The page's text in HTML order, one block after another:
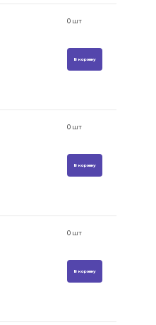
0шт
В корзину
0шт
В корзину
0шт
В корзину